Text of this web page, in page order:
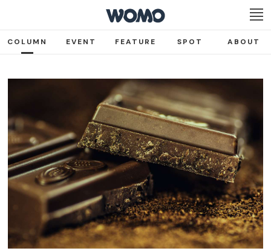
COLUMN EVENT FEATURE SPOT ABOUT